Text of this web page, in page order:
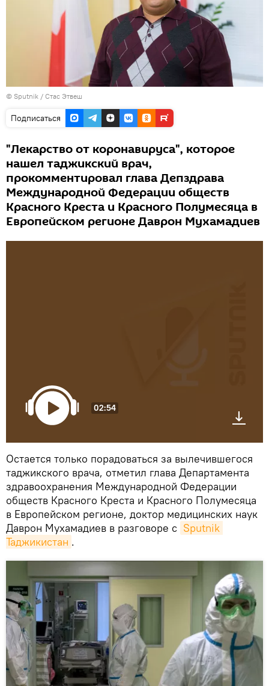
© Sputnik / Стас Этвеш
Подписаться
"Лекарство от коронавируса", которое
нашел таджикский врач,
прокомментировал глава Депздрава
Международной Федерации обществ
Красного Креста и Красного Полумесяца в
Европейском регионе Даврон Мухамадиев
02:54
Остается только порадоваться за вылечившегося
таджикского врача, отметил глава Департамента
здравоохранения Международной Федерации
обществ Красного Креста и Красного Полумесяца
в Европейском регионе, доктор медицинских наук
Даврон Мухамадиев в разговоре с Sputnik
Таджикистан .